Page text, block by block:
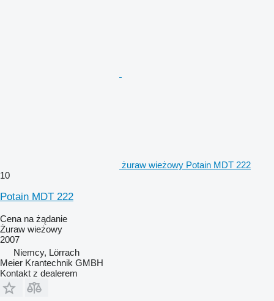
żuraw wieżowy Potain MDT 222
10
Potain MDT 222
Cena na żądanie
Żuraw wieżowy
2007
Niemcy, Lörrach
Meier Krantechnik GMBH
Kontakt z dealerem